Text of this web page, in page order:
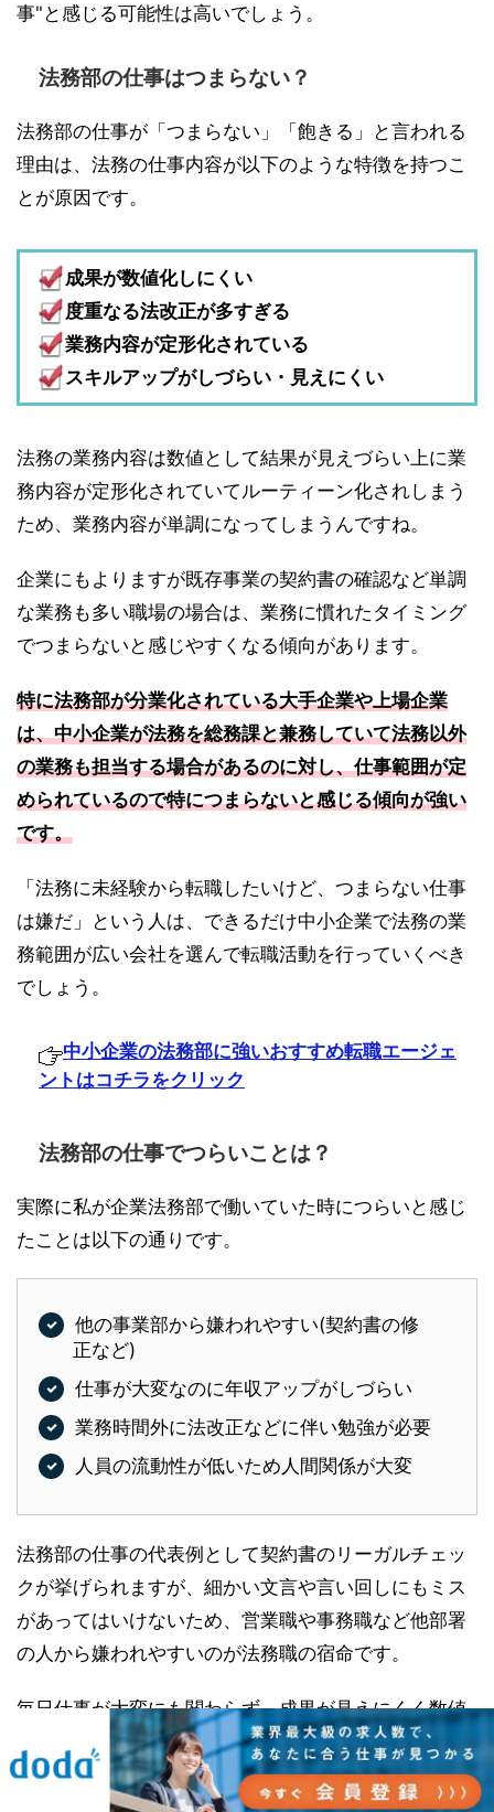
事"と感じる可能性は高いでしょう。
法務部の仕事はつまらない？
法務部の仕事が「つまらない」「飽きる」と言われる
理由は、法務の仕事内容が以下のような特徴を持つこ
とが原因です。
成果が数値化しにくい
度重なる法改正が多すぎる
業務内容が定形化されている
スキルアップがしづらい・見えにくい
法務の業務内容は数値として結果が見えづらい上に業
務内容が定形化されていてルーティーン化されしまう
ため、業務内容が単調になってしまうんですね。
企業にもよりますが既存事業の契約書の確認など単調
な業務も多い職場の場合は、業務に慣れたタイミング
でつまらないと感じやすくなる傾向があります。
特に法務部が分業化されている大手企業や上場企業
は、中小企業が法務を総務課と兼務していて法務以外
の業務も担当する場合があるのに対し、仕事範囲が定
められているので特につまらないと感じる傾向が強い
です。
「法務に未経験から転職したいけど、つまらない仕事
は嫌だ」という人は、できるだけ中小企業で法務の業
務範囲が広い会社を選んで転職活動を行っていくべき
でしょう。
中小企業の法務部に強いおすすめ転職エージェ
ントはコチラをクリック
法務部の仕事でつらいことは？
実際に私が企業法務部で働いていた時につらいと感じ
たことは以下の通りです。
他の事業部から嫌われやすい(契約書の修
正など)
仕事が大変なのに年収アップがしづらい
業務時間外に法改正などに伴い勉強が必要
人員の流動性が低いため人間関係が大変
法務部の仕事の代表例として契約書のリーガルチェッ
クが挙げられますが、細かい文言や言い回しにもミス
があってはいけないため、営業職や事務職など他部署
の人から嫌われやすいのが法務職の宿命です。
毎日仕事が大変にも関わらず、成果が見えにくく数値
化しにくいため年収アップの基準も明確ではなく、な
かなかキャリアアップ・年収アップが思うように行き
づらい法務部の人は意外と多いです。